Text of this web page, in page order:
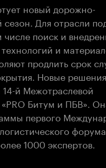
новый дорожно-
Для отрасли
числе поиск и
и
продлить срок
Новые решения
й Межотраслевой
Битум и ПБВ».
первого
1000 экспертов.